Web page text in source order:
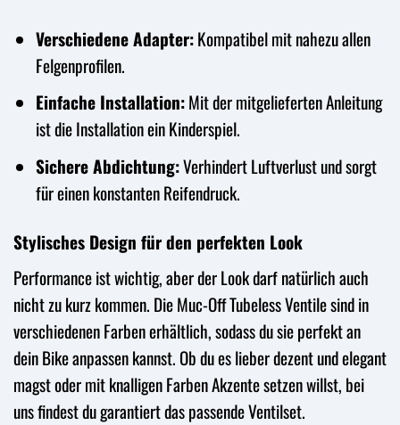
Verschiedene Adapter:Kompatibel mit nahezu allen
Felgenprofilen.
Einfache Installation:Mit der mitgelieferten Anleitung
ist die Installation ein Kinderspiel.
Sichere Abdichtung:Verhindert Luftverlust und sorgt
für einen konstanten Reifendruck.
Stylisches Design für den perfekten Look
Performance ist wichtig, aber der Look darf natürlich auch
nicht zu kurz kommen. Die Muc-Off Tubeless Ventile sind in
verschiedenen Farben erhältlich, sodass du sie perfekt an
dein Bike anpassen kannst. Ob du es lieber dezent und elegant
magst oder mit knalligen Farben Akzente setzen willst, bei
uns findest du garantiert das passende Ventilset.